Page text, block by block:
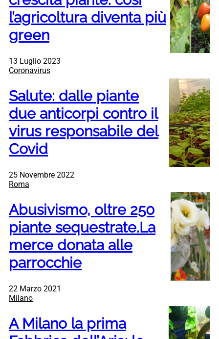
l’agricoltura diventa più
green
13 Luglio 2023
Coronavirus
Salute: dalle piante
due anticorpi contro il
virus responsabile del
Covid
25 Novembre 2022
Roma
Abusivismo, oltre 250
piante sequestrate.La
merce donata alle
parrocchie
22 Marzo 2021
Milano
A Milano la prima